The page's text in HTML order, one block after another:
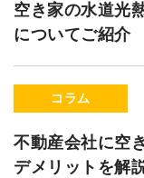
空き家の水道光
についてご紹介
コラム
不動産会社に空
デメリットを解